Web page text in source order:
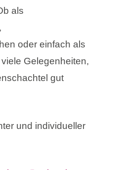
als
oder einfach als
Gelegenheiten,
gut
und individueller